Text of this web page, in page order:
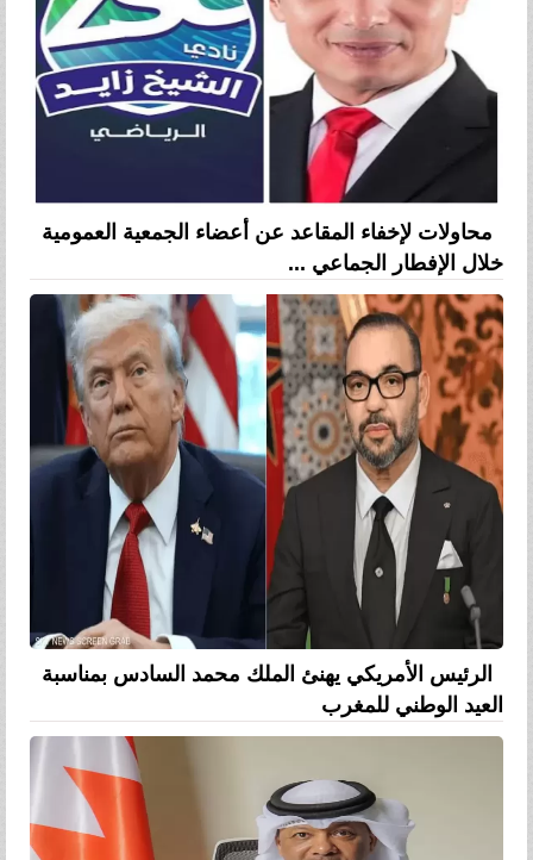
محاولات لإخفاء المقاعد عن أعضاء الجمعية العمومية
خلال الإفطار الجماعي ...
الرئيس الأمريكي يهنئ الملك محمد السادس بمناسبة
العيد الوطني للمغرب